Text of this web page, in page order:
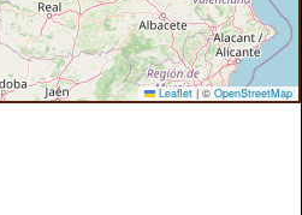
Leaflet | © OpenStreetMap